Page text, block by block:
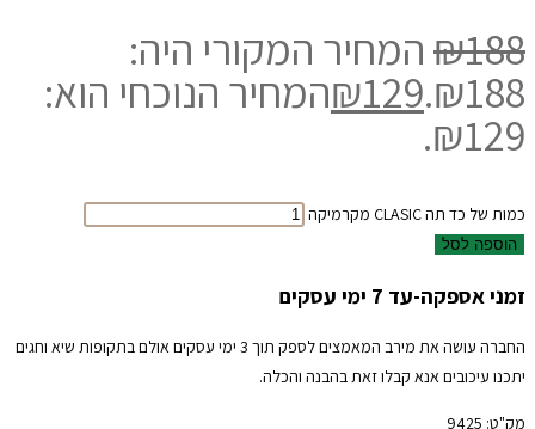
₪188 המחיר המקורי היה:
₪188.
₪129 המחיר הנוכחי הוא:
₪129.
כמות של כד תה CLASIC מקרמיקה
הוספה לסל
זמני אספקה-עד 7 ימי עסקים
החברה עושה את מירב המאמצים לספק תוך 3 ימי עסקים אולם בתקופות שיא וחגים
יתכנו עיכובים אנא קבלו זאת בהבנה והכלה.
מק"ט: 9425